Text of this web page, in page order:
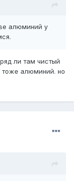
алюминий у
ли там чистый
тоже алюминий. но